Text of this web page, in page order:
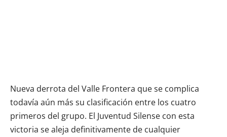
Nueva derrota del Valle Frontera que se complica
todavía aún más su clasificación entre los cuatro
primeros del grupo. El Juventud Silense con esta
victoria se aleja definitivamente de cualquier